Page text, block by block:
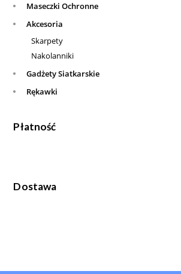
Maseczki Ochronne
Akcesoria
Skarpety
Nakolanniki
Gadżety Siatkarskie
Rękawki
Płatność
Dostawa